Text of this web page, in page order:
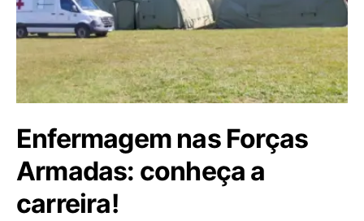
Enfermagem nas Forças
Armadas: conheça a
carreira!